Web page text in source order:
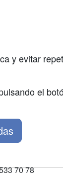
70 78
y evitar
el